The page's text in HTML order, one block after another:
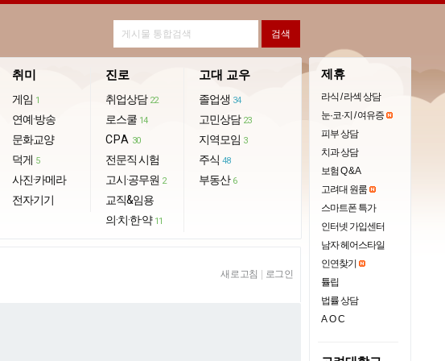
취미
게임 1
연예·방송
문화교양
덕게 5
사진·카메라
전자기기
진로
취업상담 22
로스쿨 14
CPA 30
전문직 시험
고시·공무원 2
교직&임용
의·치·한·약 11
고대 교우
졸업생 34
고민상담 23
지역모임 3
주식 48
부동산 6
새로고침 로그인
제휴
라식 / 라섹 상담
눈·코·지 / 여유증
피부 상담
치과 상담
보험 Q & A
고려대 원룸
스마트폰 특가
인터넷 가입센터
남자 헤어스타일
인연찾기
튤립
법률 상담
AOC